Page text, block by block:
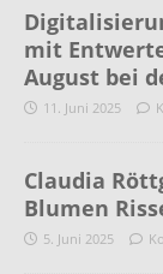
mit
August bei
11. Juni 2025
Claudia
Blumen
5. Juni 2025